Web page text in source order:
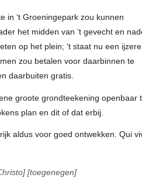
in ‘t Groeningepark zou kunnen
het midden van ‘t gevecht en
op het plein; ‘t staat nu een
zou betalen voor daarbinnen te
daarbuiten gratis.
groote grondteekening openbaar
plan en dit of dat erbij.
aldus voor goed ontwekken. Qui
toegenegen